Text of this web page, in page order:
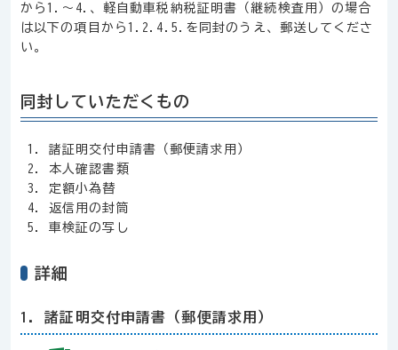
から1.～4.、軽自動車税納税証明書（継続検査用）の場合
は以下の項目から1.2.4.5.を同封のうえ、郵送してくださ
い。
同封していただくもの
諸証明交付申請書（郵便請求用）
本人確認書類
定額小為替
返信用の封筒
車検証の写し
詳細
1. 諸証明交付申請書（郵便請求用）